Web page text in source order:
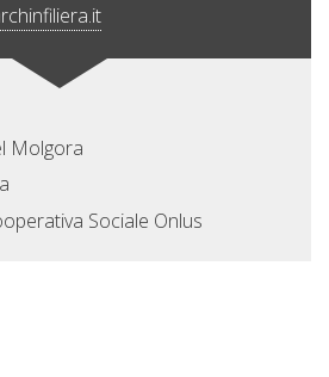
Molgora
Sociale Onlus